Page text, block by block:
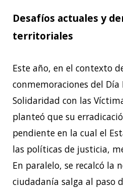
Desafíos actuales y
territoriales
Este año, en el contexto
conmemoraciones del
Solidaridad con las
planteó que su
pendiente en la cual el
las políticas de justicia,
En paralelo, se recalcó la
ciudadanía salga al paso